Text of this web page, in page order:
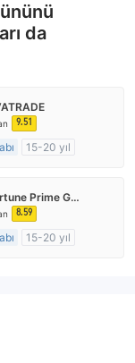
da
9.51
15-20 yıl
(MM)
Lisans
Fortune Prime Global
8.59
15-20 yıl